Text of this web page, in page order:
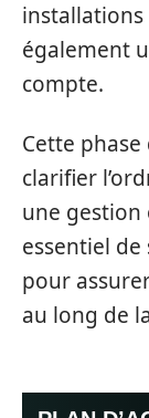
également
compte.
Cette
clarifier
une gestion
essentiel
pour
au long de